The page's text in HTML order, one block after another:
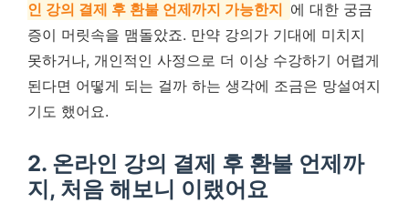
인 강의 결제 후 환불 언제까지 가능한지 에 대한 궁금
증이 머릿속을 맴돌았죠. 만약 강의가 기대에 미치지
못하거나, 개인적인 사정으로 더 이상 수강하기 어렵게
된다면 어떻게 되는 걸까 하는 생각에 조금은 망설여지
기도 했어요.
2. 온라인 강의 결제 후 환불 언제까
지, 처음 해보니 이랬어요